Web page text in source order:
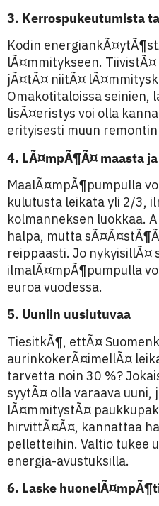
3. Kerrospukeutumista
Kodin
lÃ¤mmitykseen.
jÃ¤tÃ¤ niitÃ¤
Omakotitaloissa seinien,
lisÃ¤eristys voi olla
erityisesti muun
4. LÃ¤mpÃ¶Ã¤ maasta
MaalÃ¤mpÃ¶pumpulla
kulutusta leikata yli 2/3,
kolmanneksen luokkaa.
halpa, mutta
reippaasti. Jo nykyisillÃ¤
ilmalÃ¤mpÃ¶pumpulla
euroa vuodessa.
5. Uuniin uusiutuvaa
TiesitkÃ¶, ettÃ¤
aurinkokerÃ¤imellÃ¤
tarvetta noin 30 %?
syytÃ¤ olla varaava
lÃ¤mmitystÃ¤
hirvittÃ¤Ã¤, kannattaa
pelletteihin. Valtio tukee
energia-avustuksilla.
6. Laske